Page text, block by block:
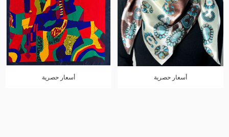
أسعار حصرية أسعار حصرية